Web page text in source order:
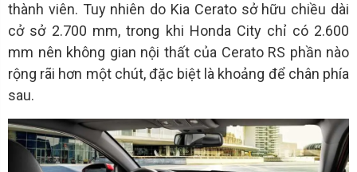
thành viên. Tuy nhiên do Kia Cerato sở hữu chiều dài
cở sở 2.700 mm, trong khi Honda City chỉ có 2.600
mm nên không gian nội thất của Cerato RS phần nào
rộng rãi hơn một chút, đặc biệt là khoảng để chân phía
sau.